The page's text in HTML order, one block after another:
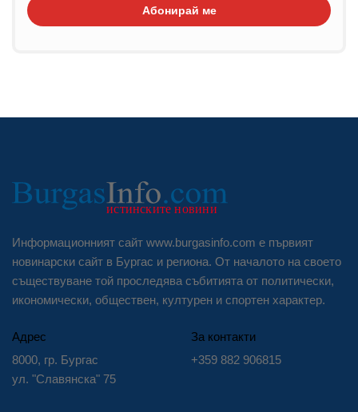
Абонирай ме
Информационният сайт www.burgasinfo.com е първият
новинарски сайт в Бургас и региона. От началото на своето
съществуване той проследява събитията от политически,
икономически, обществен, културен и спортен характер.
Адрес
8000, гр. Бургас
ул. "Славянска" 75
За контакти
+359 882 906815